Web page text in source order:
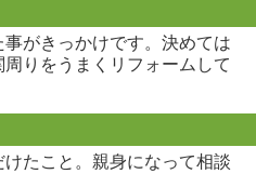
がきっかけです。決めては
りをうまくリフォームして
たこと。親身になって相談